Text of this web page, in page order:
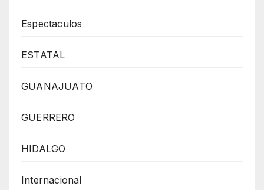
Espectaculos
ESTATAL
GUANAJUATO
GUERRERO
HIDALGO
Internacional